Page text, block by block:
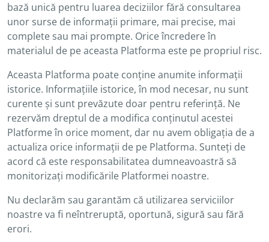
bază unică pentru luarea deciziilor fără consultarea
unor surse de informații primare, mai precise, mai
complete sau mai prompte. Orice încredere în
materialul de pe aceasta Platforma este pe propriul risc.
Aceasta Platforma poate conține anumite informații
istorice. Informațiile istorice, în mod necesar, nu sunt
curente și sunt prevăzute doar pentru referință. Ne
rezervăm dreptul de a modifica conținutul acestei
Platforme în orice moment, dar nu avem obligația de a
actualiza orice informații de pe Platforma. Sunteți de
acord că este responsabilitatea dumneavoastră să
monitorizați modificările Platformei noastre.
Nu declarăm sau garantăm că utilizarea serviciilor
noastre va fi neîntreruptă, oportună, sigură sau fără
erori.